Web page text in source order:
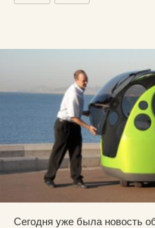
Сегодня уже была новость